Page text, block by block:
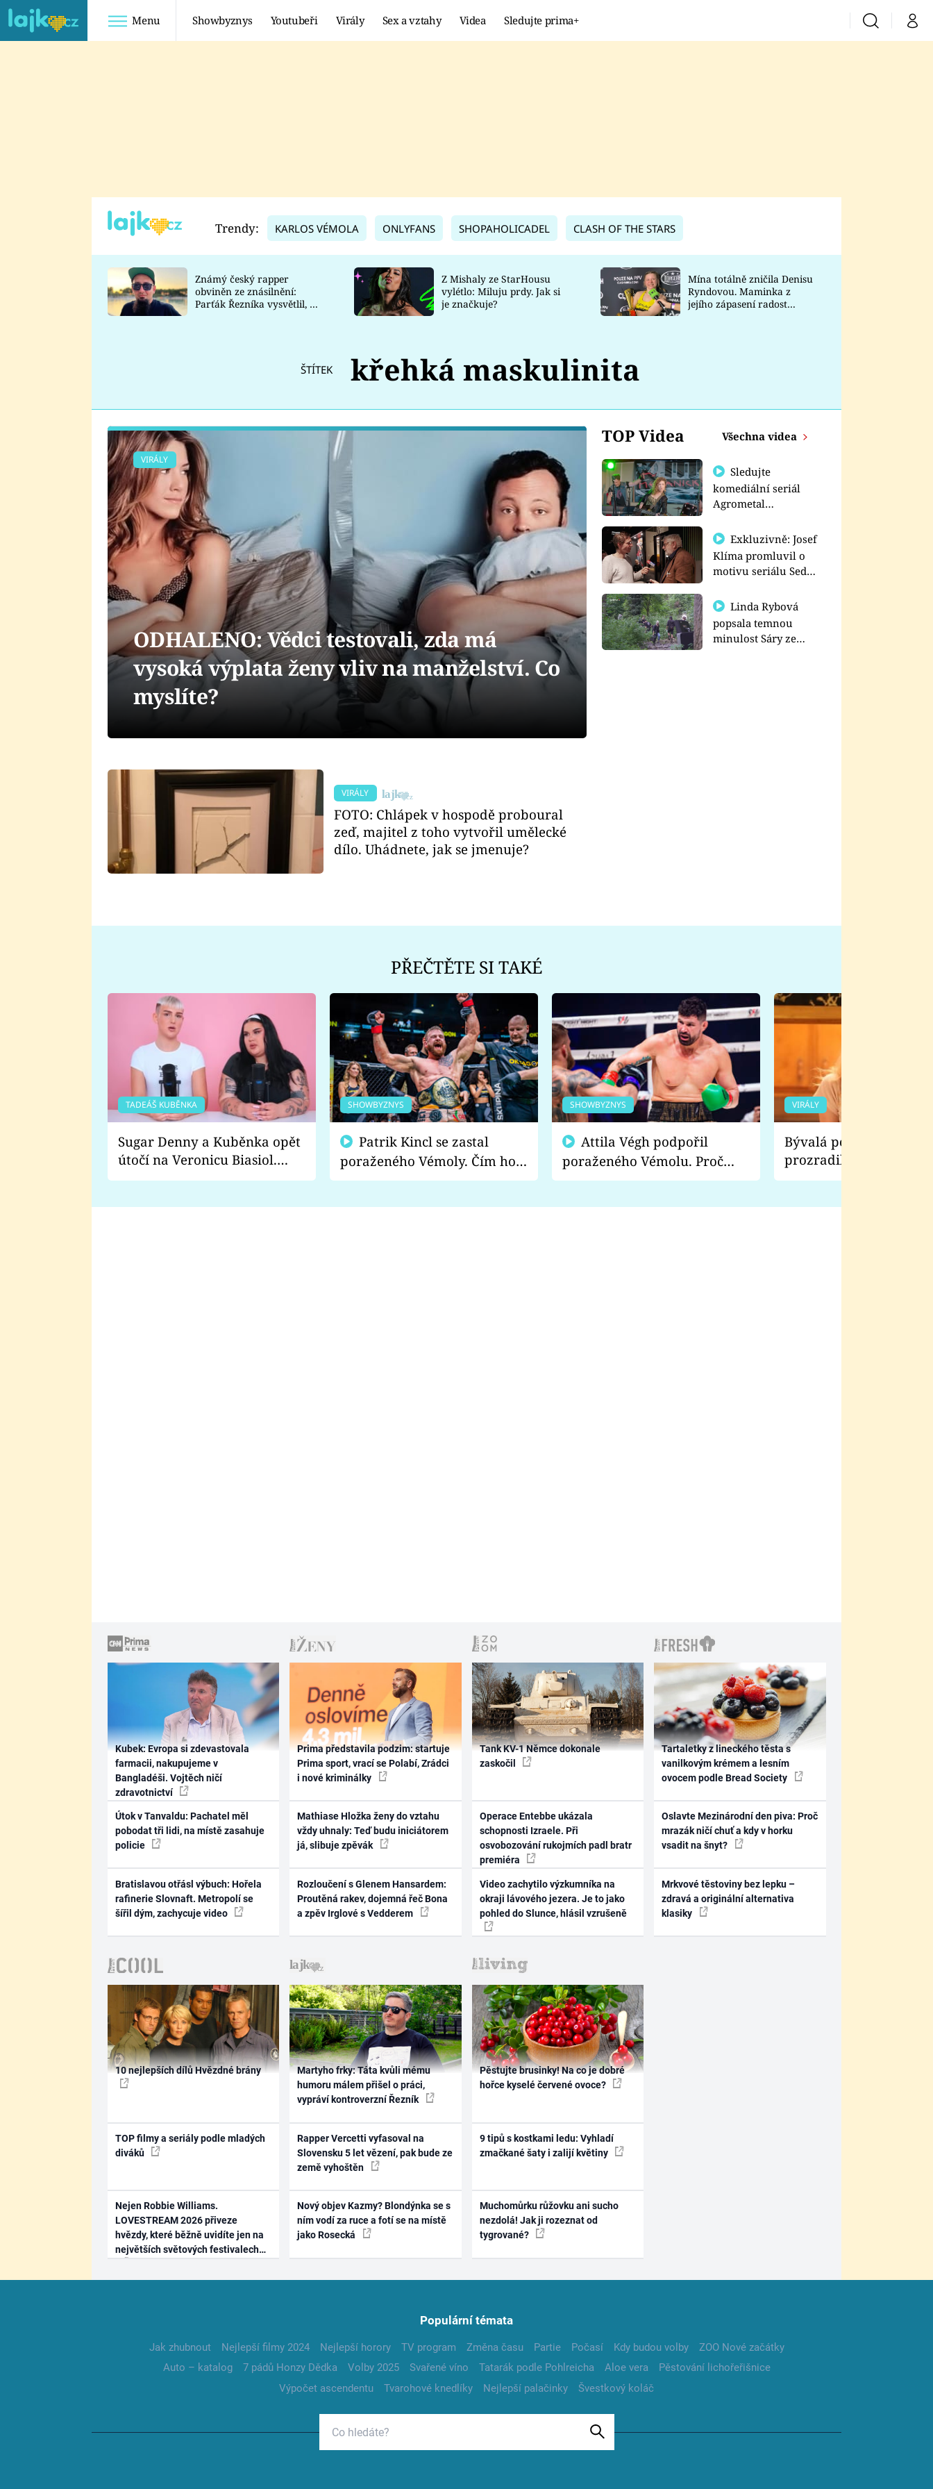
Menu Showbyznys Youtubeři Virály Sex a vztahy Videa Sledujte prima+ VyhledáváníMůj
TADEÁŠ KUBĚNKA
DATEL
Prima Lajk
Sledujte nás
Trendy: KARLOS VÉMOLA ONLYFANS SHOPAHOLICADEL CLASH OF THE STARS
Známý český rapper
obviněn ze znásilnění:
Parťák Řezníka vysvětlil, co
Z Mishaly ze StarHousu
vylétlo: Miluju prdy. Jak si
je značkuje?
Mína totálně zničila Denisu
Ryndovou. Maminka z
jejího zápasení radost
ŠTÍTEK křehká maskulinita
TOP Videa Všechna videa
Sledujte
komediální seriál
Agrometal
prima+
Exkluzivně: Josef
Klíma promluvil o
motivu seriálu Sedm
Linda Rybová
popsala temnou
minulost Sáry ze
VIRÁLY
ODHALENO: Vědci testovali, zda má
vysoká výplata ženy vliv na manželství. Co
myslíte?
VIRÁLY
FOTO: Chlápek v hospodě proboural
zeď, majitel z toho vytvořil umělecké
dílo. Uhádnete, jak se jmenuje?
PŘEČTĚTE SI TAKÉ
TADEÁŠ KUBĚNKA
Sugar Denny a Kuběnka opět
útočí na Veronicu Biasiol.
Proč je podle nich falešná a
SHOWBYZNYS
poraženého Vémoly. Čím ho
fanoušci naštvali?
SHOWBYZNYS
poraženého Vémolu. Proč
chce raději zápasit s ním než
VIRÁLY
Bývalá pornoherečka
prozradila, co ji
natáčení Euforie.
Kubek: Evropa si zdevastovala
farmacii, nakupujeme v
Bangladéši. Vojtěch ničí
zdravotnictví
Útok v Tanvaldu: Pachatel měl
pobodat tři lidi, na místě zasahuje
policie
Bratislavou otřásl výbuch: Hořela
rafinerie Slovnaft. Metropolí se
šířil dým, zachycuje video
Prima představila podzim: startuje
Prima sport, vrací se Polabí, Zrádci
i nové kriminálky
Mathiase Hložka ženy do vztahu
vždy uhnaly: Teď budu iniciátorem
já, slibuje zpěvák
Rozloučení s Glenem Hansardem:
Proutěná rakev, dojemná řeč Bona
a zpěv Irglové s Vedderem
Tank KV-1 Němce dokonale
zaskočil
Operace Entebbe ukázala
schopnosti Izraele. Při
osvobozování rukojmích padl bratr
premiéra
Video zachytilo výzkumníka na
okraji lávového jezera. Je to jako
pohled do Slunce, hlásil vzrušeně
Tartaletky z lineckého těsta s
vanilkovým krémem a lesním
ovocem podle Bread Society
Oslavte Mezinárodní den piva: Proč
mrazák ničí chuť a kdy v horku
vsadit na šnyt?
Mrkvové těstoviny bez lepku –
zdravá a originální alternativa
klasiky
10 nejlepších dílů Hvězdné brány
TOP filmy a seriály podle mladých
diváků
Nejen Robbie Williams.
LOVESTREAM 2026 přiveze
hvězdy, které běžně uvidíte jen na
největších světových festivalech
Martyho frky: Táta kvůli mému
humoru málem přišel o práci,
vypráví kontroverzní Řezník
Rapper Vercetti vyfasoval na
Slovensku 5 let vězení, pak bude ze
země vyhoštěn
Nový objev Kazmy? Blondýnka se s
ním vodí za ruce a fotí se na místě
jako Rosecká
Pěstujte brusinky! Na co je dobré
hořce kyselé červené ovoce?
9 tipů s kostkami ledu: Vyhladí
zmačkané šaty i zalijí květiny
Muchomůrku růžovku ani sucho
nezdolá! Jak ji rozeznat od
tygrované?
Populární témata
Jak zhubnout Nejlepší filmy 2024 Nejlepší horory TV program Změna času Partie Počasí Kdy budou volby
ZOO Nové začátky
Auto – katalog
7 pádů Honzy Dědka Volby 2025 Svařené víno Tatarák podle Pohlreicha Aloe vera
Pěstování lichořeřišnice
Výpočet ascendentu
Tvarohové knedlíky Nejlepší palačinky Švestkový koláč